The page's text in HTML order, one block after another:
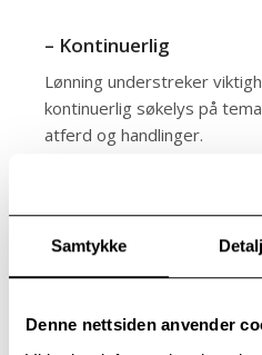
Samtykke
Denne nettsiden anvender
– Kontinuerlig
Lønning understreker
kontinuerlig søkelys på
atferd og handlinger.
søkelys på disse alvorlige
som ikke skal skje, og vi
forebygging, sier hun.
samfunnet generelt, og i
spesialisthelsetjenesten